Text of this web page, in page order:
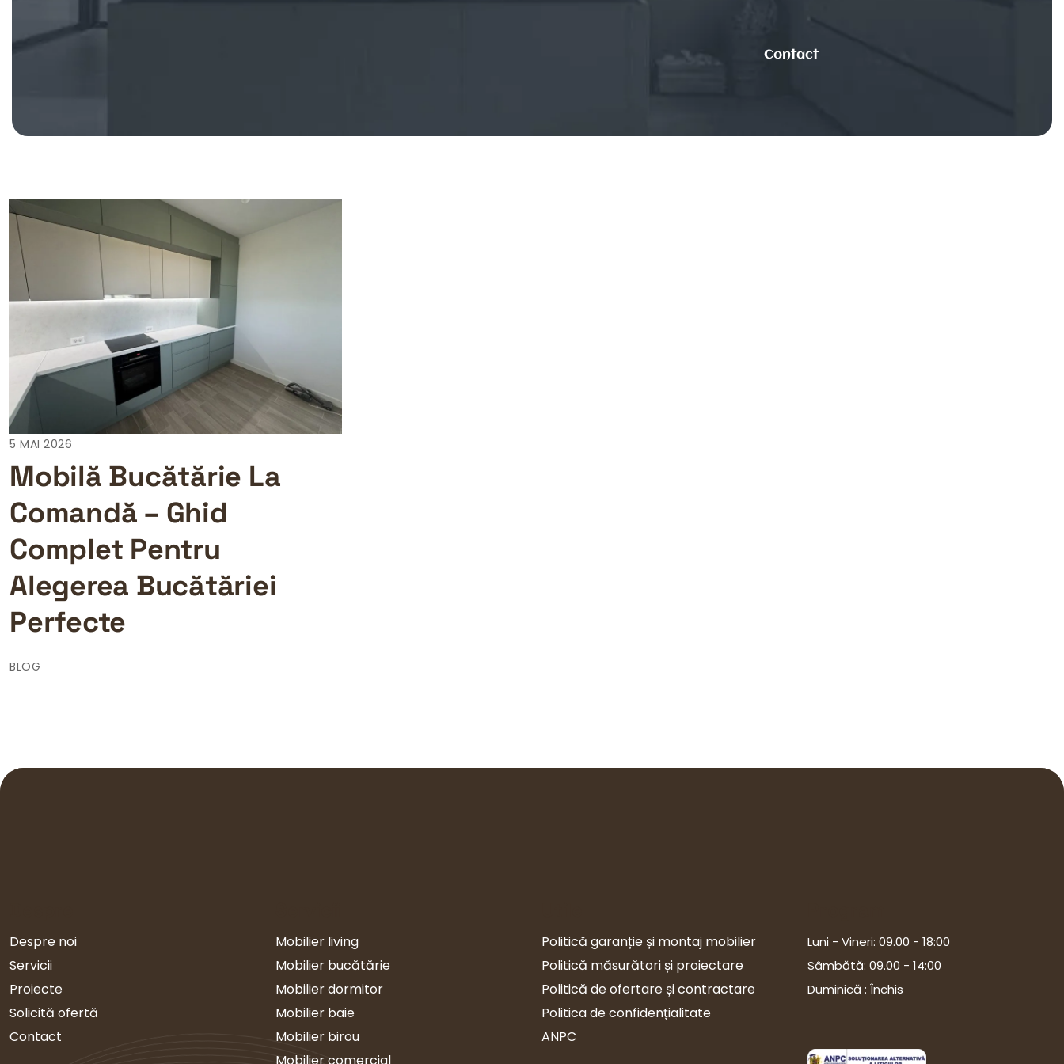
Contact
5 MAI 2026
Mobilă Bucătărie La
Comandă – Ghid
Complet Pentru
Alegerea Bucătăriei
Perfecte
BLOG
Despre noi
Servicii
Proiecte
Solicită ofertă
Contact
Mobilier living
Mobilier bucătărie
Mobilier dormitor
Mobilier baie
Mobilier birou
Politică garanție și montaj mobilier
Politică măsurători și proiectare
Politică de ofertare și contractare
Politica de confidențialitate
ANPC
Luni - Vineri: 09.00 - 18:00
Sâmbătă: 09.00 - 14:00
Duminică : Închis